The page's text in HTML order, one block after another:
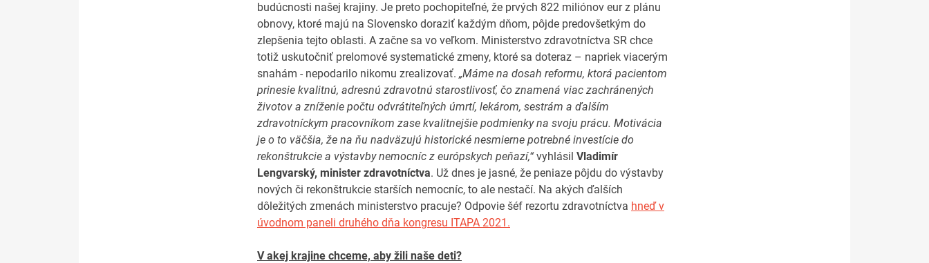
budúcnosti našej krajiny. Je preto pochopiteľné, že prvých 822 miliónov eur z plánu
obnovy, ktoré majú na Slovensko doraziť každým dňom, pôjde predovšetkým do
zlepšenia tejto oblasti. A začne sa vo veľkom. Ministerstvo zdravotníctva SR chce
totiž uskutočniť prelomové systematické zmeny, ktoré sa doteraz – napriek viacerým
snahám - nepodarilo nikomu zrealizovať. „Máme na dosah reformu, ktorá pacientom
prinesie kvalitnú, adresnú zdravotnú starostlivosť, čo znamená viac zachránených
životov a zníženie počtu odvrátiteľných úmrtí, lekárom, sestrám a ďalším
zdravotníckym pracovníkom zase kvalitnejšie podmienky na svoju prácu. Motivácia
je o to väčšia, že na ňu nadväzujú historické nesmierne potrebné investície do
rekonštrukcie a výstavby nemocníc z európskych peňazí,“vyhlásil Vladimír
Lengvarský, minister zdravotníctva. Už dnes je jasné, že peniaze pôjdu do výstavby
nových či rekonštrukcie starších nemocníc, to ale nestačí. Na akých ďalších
dôležitých zmenách ministerstvo pracuje? Odpovie šéf rezortu zdravotníctva hneď v
úvodnom paneli druhého dňa kongresu ITAPA 2021.
V akej krajine chceme, aby žili naše deti?